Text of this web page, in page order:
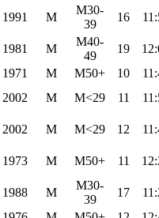
1991 M
M30-
39
16
1981 M
M40-
49
19
1971 M M50+ 10
2002 M M<29 11
2002 M M<29 12
1973 M M50+ 11
1988 M
M30-
39
17